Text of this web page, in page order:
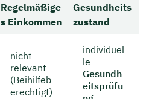
Regelmäßige
s Einkommen
Gesundheits
zustand
nicht
relevant
(Beihilfeb
erechtigt)
individuel
le
Gesundh
eitsprüfu